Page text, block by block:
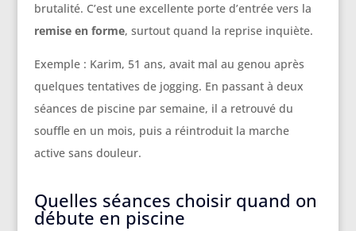
brutalité. C’est une excellente porte d’entrée vers la
remise en forme, surtout quand la reprise inquiète.
Exemple : Karim, 51 ans, avait mal au genou après
quelques tentatives de jogging. En passant à deux
séances de piscine par semaine, il a retrouvé du
souffle en un mois, puis a réintroduit la marche
active sans douleur.
Quelles séances choisir quand on
débute en piscine